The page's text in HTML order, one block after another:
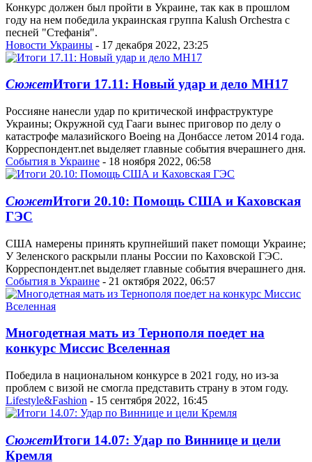
Конкурс должен был пройти в Украине, так как в прошлом
году на нем победила украинская группа Kalush Orchestra с
песней "Стефанія".
Новости Украины - 17 декабря 2022, 23:25
СюжетИтоги 17.11: Новый удар и дело MH17
Россияне нанесли удар по критической инфраструктуре
Украины; Окружной суд Гааги вынес приговор по делу о
катастрофе малазийского Boeing на Донбассе летом 2014 года.
Корреспондент.net выделяет главные события вчерашнего дня.
События в Украине - 18 ноября 2022, 06:58
СюжетИтоги 20.10: Помощь США и Каховская
ГЭС
США намерены принять крупнейший пакет помощи Украине;
У Зеленского раскрыли планы России по Каховской ГЭС.
Корреспондент.net выделяет главные события вчерашнего дня.
События в Украине - 21 октября 2022, 06:57
Многодетная мать из Тернополя поедет на
конкурс Миссис Вселенная
Победила в национальном конкурсе в 2021 году, но из-за
проблем с визой не смогла представить страну в этом году.
Lifestyle&Fashion - 15 сентября 2022, 16:45
СюжетИтоги 14.07: Удар по Виннице и цели
Кремля